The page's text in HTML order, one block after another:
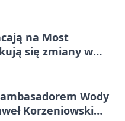
na Most
się zmiany w
Wody
Korzeniowski